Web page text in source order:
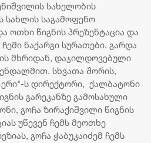
სახელობის
სახლის საგამოფენო
ოთხი წიგნის პრეზენტაცია და
ნაქარგი სურათები. გარდა
მხრიდან, დაჯილდოვებული
სხვათა შორის,
ს დირექტორი, ქალბატონი
გარეკანზე გამოსახული
გოჩა ზირაქიშვილი წიგნის
უწევენ ჩემს მეოთხე
გოჩა ჭაბუკაიძემ ჩემს